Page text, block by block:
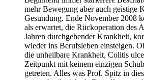
mehr Bewegung aber auch geistige
Gesundung. Ende November 2008
als erwartet, die Rückoperation des
Jahren durchgehender Krankheit,
wieder ins Berufsleben einsteigen.
die unheilbare Krankheit, Colitis
Zeitpunkt mit keinem einzigen
getreten. Alles was Prof. Spitz in